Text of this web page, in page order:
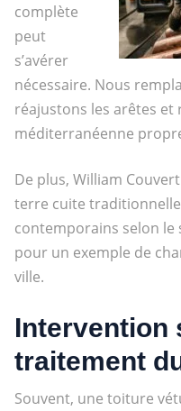
complète
peut
s’avérer
nécessaire. Nous
réajustons les arêtes et
méditerranéenne
De plus, William
terre cuite
contemporains selon le
pour un exemple de
ville.
Intervention
traitement
Souvent, une toiture